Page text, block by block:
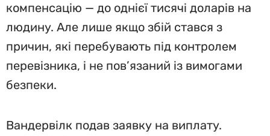
компенсацію — до однієї тисячі доларів на
людину. Але лише якщо збій стався з
причин, які перебувають під контролем
перевізника, і не пов’язаний із вимогами
безпеки.
Вандервілк подав заявку на виплату.